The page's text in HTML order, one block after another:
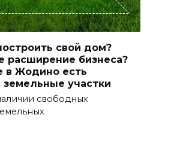
свой дом?
расширение бизнеса?
в Жодино есть
участки
свободных